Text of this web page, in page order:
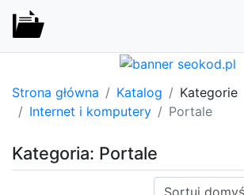
Strona główna Katalog
Kategorie
Internet i komputery
Portale
Kategoria: Portale
Sortuj: